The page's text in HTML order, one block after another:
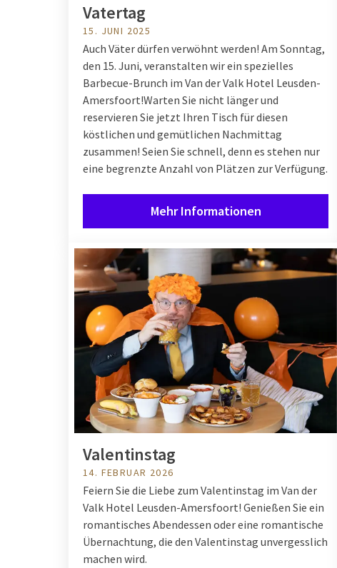
Vatertag
15. JUNI 2025
Auch Väter dürfen verwöhnt werden! Am Sonntag,
den 15. Juni, veranstalten wir ein spezielles
Barbecue-Brunch im Van der Valk Hotel Leusden-
Amersfoort!Warten Sie nicht länger und
reservieren Sie jetzt Ihren Tisch für diesen
köstlichen und gemütlichen Nachmittag
zusammen! Seien Sie schnell, denn es stehen nur
eine begrenzte Anzahl von Plätzen zur Verfügung.
Mehr Informationen
Valentinstag
14. FEBRUAR 2026
Feiern Sie die Liebe zum Valentinstag im Van der
Valk Hotel Leusden-Amersfoort! Genießen Sie ein
romantisches Abendessen oder eine romantische
Übernachtung, die den Valentinstag unvergesslich
machen wird.